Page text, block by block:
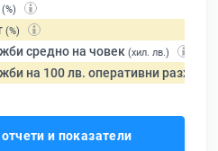
(%)
(%)
средно на човек (хил. лв.)
на 100 лв. оперативни разходи
и показатели